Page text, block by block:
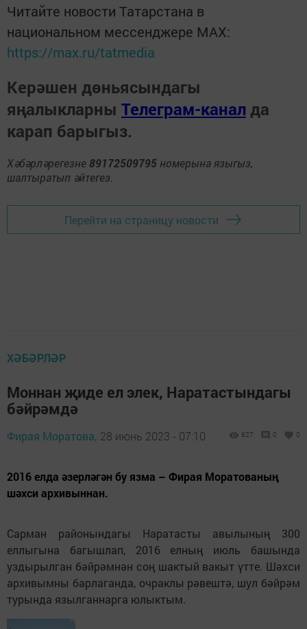
Читайте новости Татарстана в
национальном мессенджере MАХ:
https://max.ru/tatmedia
Керәшен дөньясындагы
яңалыкларны Телеграм-канал да
карап барыгыз.
Хәбәрләрегезне 89172509795 номерына языгыз,
шалтыратып әйтегез.
Перейти на страницу новости
ХӘБӘРЛӘР
Моннан җиде ел элек, Наратастындагы
бәйрәмдә
Фирая Моратова, 28 июнь 2023 - 07:10 827 0 0
2016 елда әзерләгән бу язма – Фирая Моратованың
шәхси архивыннан.
Сарман районындагы Наратасты авылының 300
еллыгына багышлап, 2016 елның июль башында
уздырылган бәйрәмнән соң шактый вакыт үтте. Шәхси
архивымны барлаганда, очраклы рәвештә, шул бәйрәм
турында язылганнарга юлыктым.